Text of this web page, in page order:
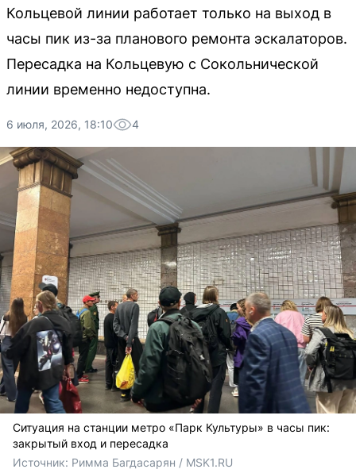
Кольцевой линии работает только на выход в
часы пик из-за планового ремонта эскалаторов.
Пересадка на Кольцевую с Сокольнической
линии временно недоступна.
6 июля, 2026, 18:10 4
Ситуация на станции метро «Парк Культуры» в часы пик:
закрытый вход и пересадка
Источник: Римма Багдасарян / MSK1.RU